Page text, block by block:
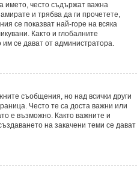
името, често съдържат важна
и трябва да ги прочетете,
се показват най-горе на всяка
Както и глобалните
се дават от администратора.
съобщения, но над всички други
Често те са доста важни или
е възможно. Както важните и
на закачени теми се дават